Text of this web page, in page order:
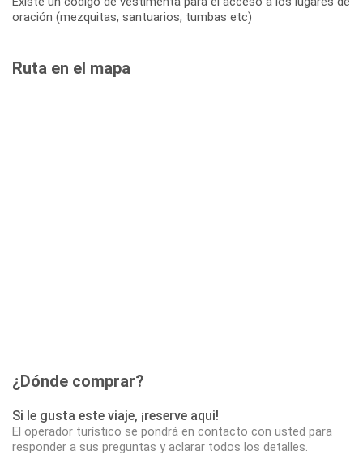
oración (mezquitas, santuarios, tumbas etc)
Ruta en el mapa
¿Dónde comprar?
Si le gusta este viaje, ¡reserve aqui!
El operador turístico se pondrá en contacto con usted para
responder a sus preguntas y aclarar todos los detalles.